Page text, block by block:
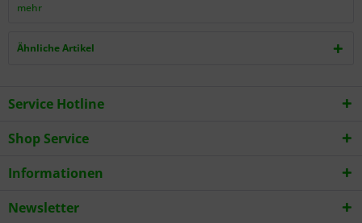
mehr
Ähnliche Artikel
Service Hotline
Shop Service
Informationen
Newsletter